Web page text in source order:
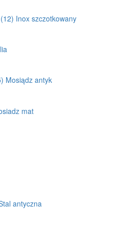
(12) Inox szczotkowany
Mosiądz antyk
mat
antyczna